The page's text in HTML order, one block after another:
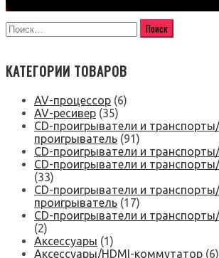
КАТЕГОРИИ ТОВАРОВ
AV-процессор (6)
AV-ресивер (35)
CD-проигрыватели и
проигрыватель (91)
CD-проигрыватели и
CD-проигрыватели и
(33)
CD-проигрыватели и
проигрыватель (17)
CD-проигрыватели и
(2)
Аксессуары (1)
Аксессуары/HDMI-коммутатор (6)